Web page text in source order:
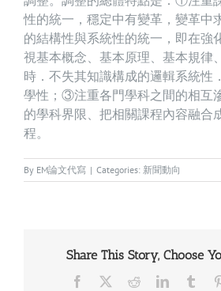
性的統一，穩定中有變革，變革
的結構性與系統性的統一，即在強
視基本概念、基本原理、基本規律
時．不失其知識構成的邏輯系統性
學性；③注重各門學科之間的相互
的學科界限、把相關課程內容融合
程。
By EM論文代寫 | Categories: 新聞動向
Share This Story, Choose
Facebook RedditLinkedIn